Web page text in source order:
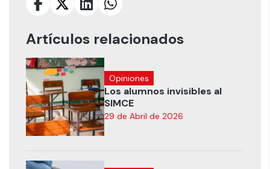
Artículos relacionados
Opiniones
Los alumnos invisibles al
SIMCE
29 de Abril de 2026